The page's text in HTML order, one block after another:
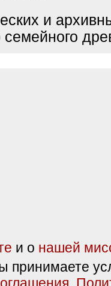
и
и о нашей
принимаете